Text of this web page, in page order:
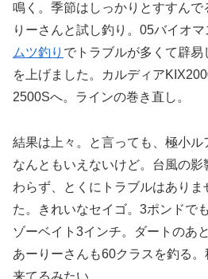
鳴く。季節はしっかりとすすん
りーさんと試し釣り。05バイオマ
ムツ釣り でトラブルが多くて辟
を上げました。カルディア
2500Sへ。ラインの巻き直し。
結果は上々。と言っても、極小
なんともいえないけど。台風の
わらず、とくにトラブルはあり
た。きれいなセイゴ。3ポンドで
ゾーベイト3インチ。ダートのあ
あーりーさんも60クラスを釣る